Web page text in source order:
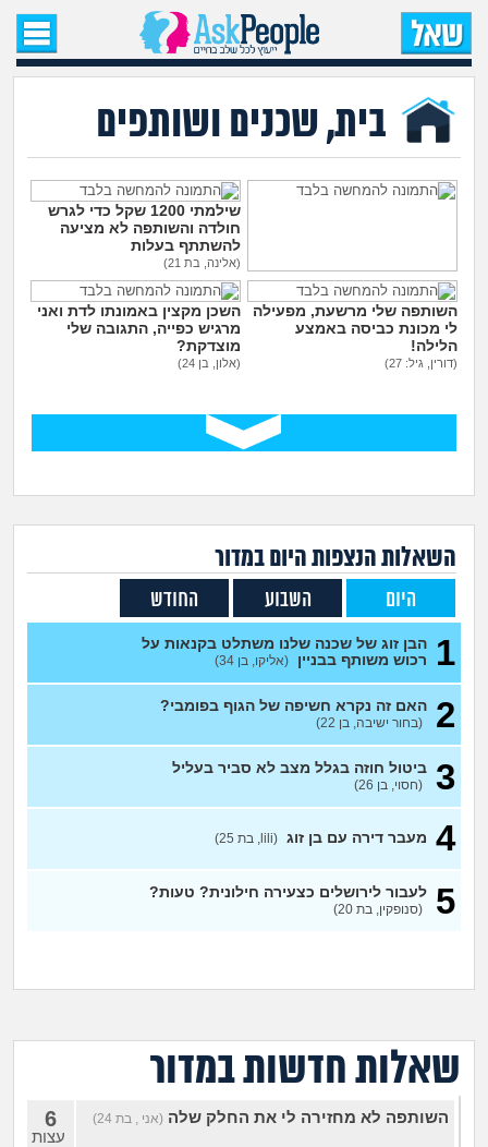
עמוד הבית
שאלות חדשות
שאלות שעוררו עניין
עצות חדשות
מה קורה כאן?
מתחם הטיפים
מדורים
זוגיות
הורות ומשפחה
מתבגרים
מהבקו"ם... ועד מתי?!
לימודים וסטודנטים
מה שעובר עליי
שומרים על הגוף
חיפוש שאלות
הרשמה
בית, שכנים ושותפים
משפחה מרובת ילדים הפכה
את החיים שלי לגהינום
(אנונימי, בן 35)
שילמתי 1200 שקל כדי לגרש
חולדה והשותפה לא מציעה
להשתתף בעלות
(אלינה, בת 21)
השותפה שלי מרשעת, מפעילה
לי מכונת כביסה באמצע
הלילה!
(דורין, גיל: 27)
השכן מקצין באמונתו לדת ואני
מרגיש כפייה, התגובה שלי
מוצדקת?
(אלון, בן 24)
השאלות הנצפות היוםבמדור
היום השבוע החודש
1
הבן זוג של שכנה שלנו משתלט בקנאות על
רכוש משותף בבניין (אליקו, בן 34)
2 האם זה נקרא חשיפה של הגוף בפומבי?
(בחור ישיבה, בן 22)
3 ביטול חוזה בגלל מצב לא סביר בעליל
(חסוי, בן 26)
4 מעבר דירה עם בן זוג (lili, בת 25)
5 לעבור לירושלים כצעירה חילונית? טעות?
(סנופקין, בת 20)
שאלות חדשות במדור
השותפה לא מחזירה לי את החלק שלה (אני , בת 24) 6
עצות